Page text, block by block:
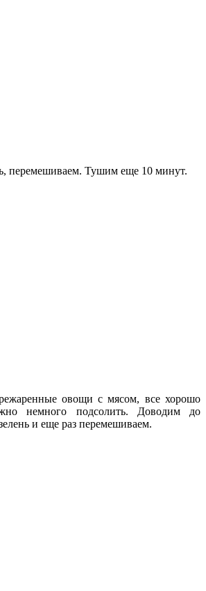
перемешиваем. Тушим еще 10 минут.
овощи с мясом, все хорошо
немного подсолить. Доводим до
и еще раз перемешиваем.